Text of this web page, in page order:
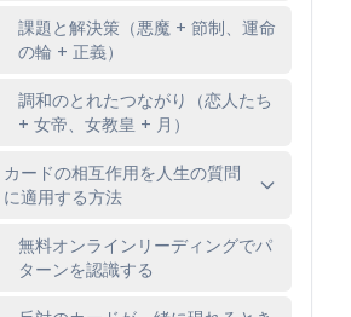
課題と解決策（悪魔 + 節制、運命
の輪 + 正義）
調和のとれたつながり（恋人たち
+ 女帝、女教皇 + 月）
カードの相互作用を人生の質問
に適用する方法
無料オンラインリーディングでパ
ターンを認識する